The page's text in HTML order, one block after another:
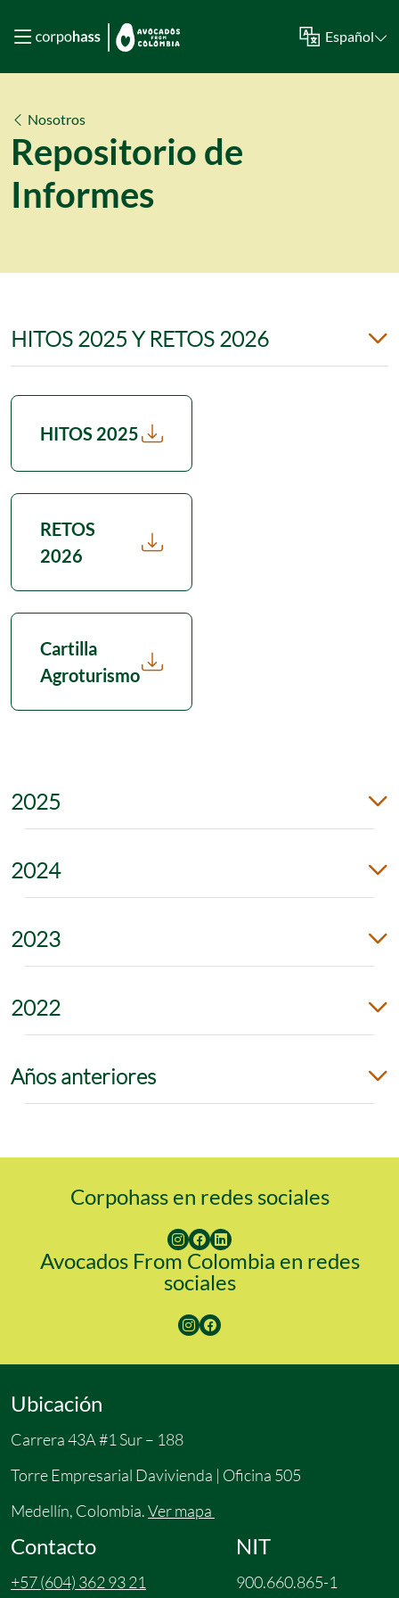
Español
Nosotros
Repositorio de
Informes
HITOS 2025 Y RETOS 2026
HITOS 2025
RETOS
2026
Cartilla
Agroturismo
2025
2024
2023
2022
Años anteriores
Corpohass en redes sociales
Avocados From Colombia en redes
sociales
Ubicación
Carrera 43A #1 Sur – 188
Torre Empresarial Davivienda | Oficina 505
Medellín, Colombia.Ver mapa
Contacto
+57 (604) 362 93 21
NIT
900.660.865-1